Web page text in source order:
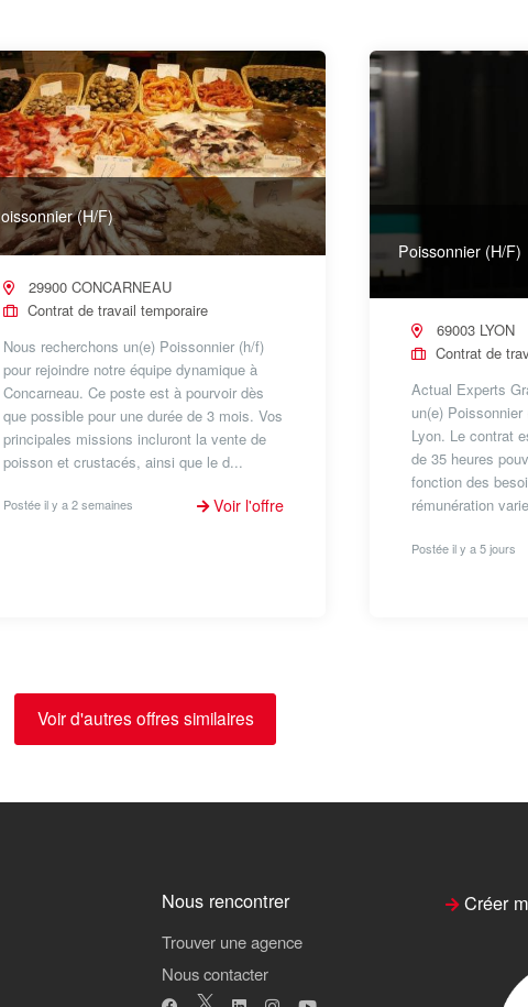
(H/F)
29900 CONCARNEAU
Contrat de travail temporaire
Nous recherchons un(e) Poissonnier (h/f)
pour rejoindre notre équipe dynamique à
Concarneau. Ce poste est à pourvoir dès
que possible pour une durée de 3 mois. Vos
principales missions incluront la vente de
poisson et crustacés, ainsi que le d...
Postée il y a 2 semaines Voir l'offre
Poissonnier (H/F)
69003 LYON
Contrat de
Actual Experts
un(e)
Lyon. Le contrat
de 35 heures
fonction des
rémunération
Postée il y a 5 jours
Voir d'autres offres similaires
Nous rencontrer
Trouver une agence
Nous contacter
Créer